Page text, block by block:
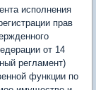
исполнения
прав
от 14
регламент)
функции по